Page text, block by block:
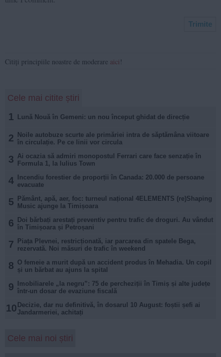
Citiți principiile noastre de moderare aici !
Cele mai citite știri
1 Lună Nouă în Gemeni: un nou început ghidat de direcție
2
Noile autobuze scurte ale primăriei intra de săptămâna viitoare
în circulație. Pe ce linii vor circula
3 Ai ocazia să admiri monopostul Ferrari care face senzație în
Formula 1, la Iulius Town
4
Incendiu forestier de proporții în Canada: 20.000 de persoane
evacuate
5
Pământ, apă, aer, foc: turneul național 4ELEMENTS (re)Shaping
Music ajunge la Timișoara
6
Doi bărbați arestați preventiv pentru trafic de droguri. Au vândut
în Timișoara și Petroșani
7
Piața Plevnei, restricționată, iar parcarea din spatele Bega,
rezervată. Noi măsuri de trafic în weekend
8 O femeie a murit după un accident produs în Mehadia. Un copil
și un bărbat au ajuns la spital
9
Imobiliarele „la negru”: 75 de percheziții în Timiș și alte județe
într-un dosar de evaziune fiscală
10 Decizie, dar nu definitivă, în dosarul 10 August: foștii șefi ai
Jandarmeriei, achitați
Cele mai noi știri